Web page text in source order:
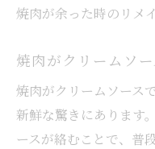
焼肉が余った時のリメ
焼肉がクリームソ
焼肉がクリームソース
新鮮な驚きにあります
ースが絡むことで、普